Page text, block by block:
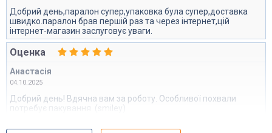
Добрий день,паралон супер,упаковка була супер,доставка
швидко.паралон брав першій раз та через інтернет,цій
інтернет-магазин заслуговує уваги.
Оценка
Анастасія
04.10.2025
Добрий день! Вдячна вам за роботу. Особливої похвали
потребує пакування. (smiley)